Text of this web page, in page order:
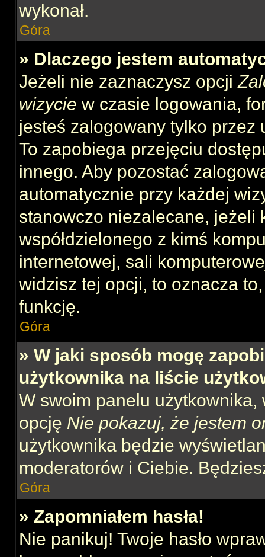
wykonał.
Góra
» Dlaczego jestem
Jeżeli nie zaznaczysz opcji
wizycie w czasie logowania,
jesteś zalogowany tylko
To zapobiega przejęciu
innego. Aby pozostać
automatycznie przy każdej
stanowczo niezalecane, jeżeli
współdzielonego z kimś
internetowej, sali
widzisz tej opcji, to oznacza
funkcję.
Góra
» W jaki sposób mogę
użytkownika na liście
W swoim panelu użytkownika,
opcję Nie pokazuj, że jestem
użytkownika będzie
moderatorów i Ciebie.
Góra
» Zapomniałem hasła!
Nie panikuj! Twoje hasło